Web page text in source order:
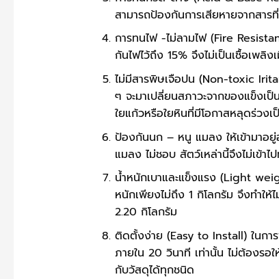
สามารถป้องกันการเสียหายจากสาร
การทนไฟ -ไม่ลามไฟ (Fire
กันไฟไว้ถึง 15% จึงไม่เป็นเชื้อเพลิง
ไม่มีสารพิษเจือปน (Non-toxic
ๆ จะมาเปลี่ยนสภาวะจากของแข็งเ
ใยแก้วหรือใยหินที่มีโอกาสหลุดร่วงเ
ป้องกันนก – หนู แมลง ให้เข้ามาอ
แมลง ไม่ชอบ สัตว์เหล่านี้จึงไม่เข้าไ
น้ำหนักเบาและแข็งแรง (Light
หนักเพียงไม่ถึง 1 กิโลกรัม จึงทำใ
2.20 กิโลกรัม
ติดตั้งง่าย (Easy to Install) ในกา
ภายใน 20 วินาที เท่านั้น ไม่ต้องรอ
กับวัสดุได้ทุกชนิด